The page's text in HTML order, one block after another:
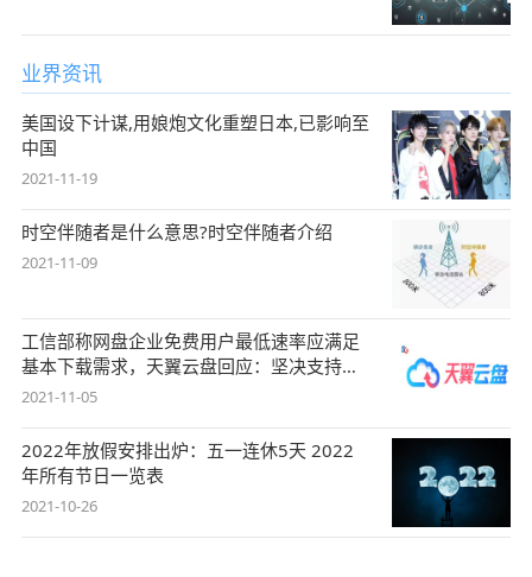
业界资讯
美国设下计谋,用娘炮文化重塑日本,已影响至
中国
2021-11-19
时空伴随者是什么意思?时空伴随者介绍
2021-11-09
工信部称网盘企业免费用户最低速率应满足
基本下载需求，天翼云盘回应：坚决支持，
始终
2021-11-05
2022年放假安排出炉：五一连休5天 2022
年所有节日一览表
2021-10-26